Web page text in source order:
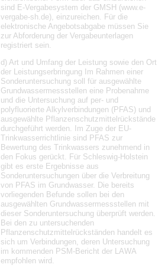
sind E-Vergabesystem der GMSH (www.e-
vergabe-sh.de), einzureichen. Für die
elektronische Angebotsabgabe müssen Sie
zur Abforderung der Vergabeunterlagen
registriert sein.
d) Art und Umfang der Leistung sowie den Ort
der Leistungserbringung Im Rahmen einer
Sonderuntersuchung soll für ausgewählte
Grundwassermessstellen eine Probenahme
und die Untersuchung auf per- und
polyfluorierte Alkylverbindungen (PFAS) und
ausgewählte Pflanzenschutzmittelrückstände
durchgeführt werden. Im Zuge der EU-
Trinkwasserrichtlinie sind PFAS zur
Bewertung des Trinkwassers zunehmend in
den Fokus gerückt. Für Schleswig-Holstein
gibt es erste Ergebnisse aus
Sonderuntersuchungen über die Verbreitung
von PFAS im Grundwasser. Die bereits
vorliegenden Befunde sollen bei den
ausgewählten Grundwassermessstellen mit
dieser Sonderuntersuchung überprüft werden.
Bei den zu untersuchenden
Pflanzenschutzmittelrückständen handelt es
sich um Verbindungen, deren Untersuchung
im kommenden PSM-Bericht der LAWA
empfohlen wird.